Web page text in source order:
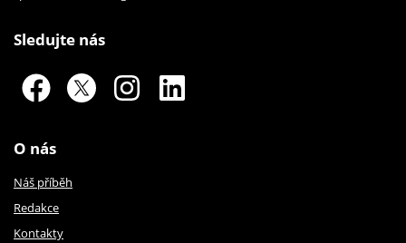
Sledujte nás
O nás
Náš příběh
Redakce
Kontakty